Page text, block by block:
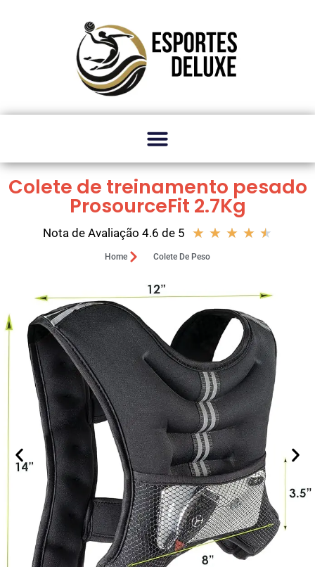
Colete de treinamento pesado
ProsourceFit 2.7Kg
Nota de Avaliação 4.6 de 5 ★ ★ ★ ★ ★
Home Colete De Peso